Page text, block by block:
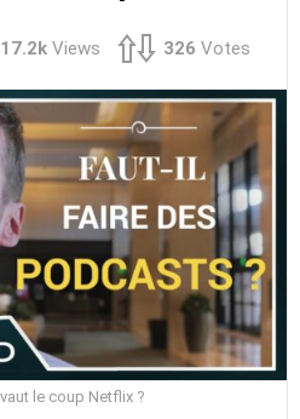
17.2k Views 326 Votes
le coup Netflix ?